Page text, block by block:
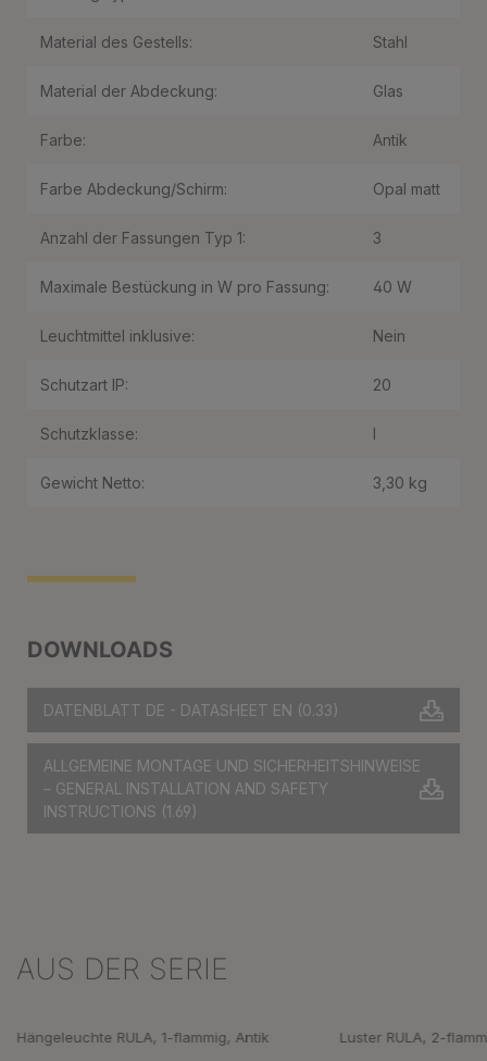
DOWNLOADS
DATENBLATT DE - DATASHEET EN (0.33)
ALLGEMEINE MONTAGE UND SICHERHEITSHINWEISE
– GENERAL INSTALLATION AND SAFETY
INSTRUCTIONS (1.69)
Material des Gestells: Stahl
Material der Abdeckung: Glas
Farbe: Antik
Farbe Abdeckung/Schirm: Opal matt
Anzahl der Fassungen Typ 1: 3
Maximale Bestückung in W pro Fassung: 40 W
Leuchtmittel inklusive: Nein
Schutzart IP: 20
Schutzklasse: I
Gewicht Netto: 3,30 kg
Produktgalerie überspringen
AUS DER SERIE
Hängeleuchte RULA, 1-flammig, Antik Luster RULA, 2-